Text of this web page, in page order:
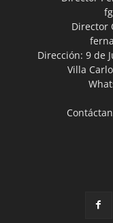
Director
Dirección: 9 de
Villa